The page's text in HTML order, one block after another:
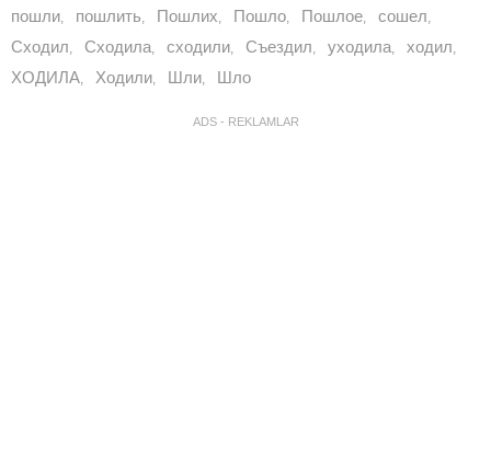
пошли, пошлить, Пошлих, Пошло, Пошлое, сошел,
Сходил, Сходила, сходили, Съездил, уходила, ходил,
ХОДИЛА, Ходили, Шли, Шло
ADS - REKLAMLAR